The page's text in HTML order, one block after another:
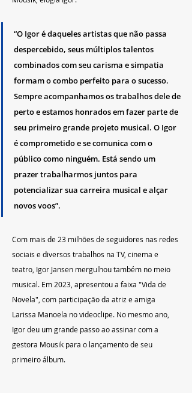
“O Igor é daqueles artistas que não passa
despercebido, seus múltiplos talentos
combinados com seu carisma e simpatia
formam o combo perfeito para o sucesso.
Sempre acompanhamos os trabalhos dele de
perto e estamos honrados em fazer parte de
seu primeiro grande projeto musical. O Igor
é comprometido e se comunica com o
público como ninguém. Está sendo um
prazer trabalharmos juntos para
potencializar sua carreira musical e alçar
novos voos”.
Com mais de 23 milhões de seguidores nas redes
sociais e diversos trabalhos na TV, cinema e
teatro, Igor Jansen mergulhou também no meio
musical. Em 2023, apresentou a faixa "Vida de
Novela", com participação da atriz e amiga
Larissa Manoela no videoclipe. No mesmo ano,
Igor deu um grande passo ao assinar com a
gestora Mousik para o lançamento de seu
primeiro álbum.